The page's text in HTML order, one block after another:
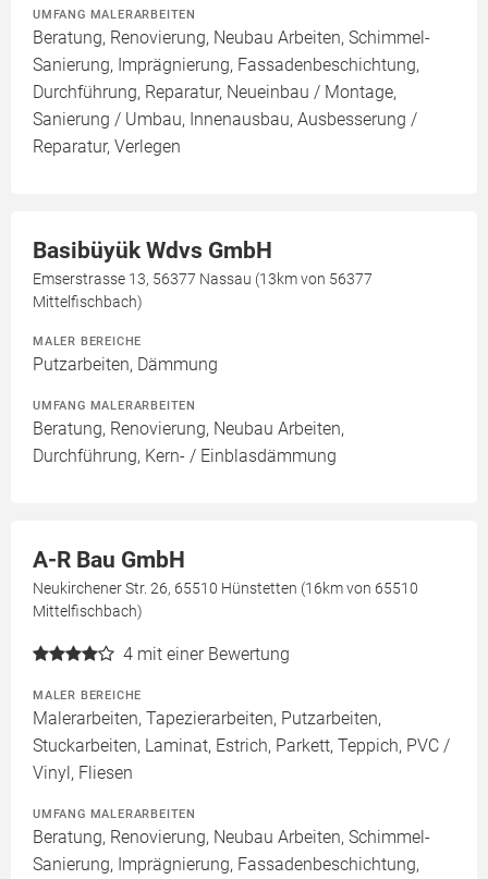
UMFANG MALERARBEITEN
Beratung, Renovierung, Neubau Arbeiten, Schimmel-
Sanierung, Imprägnierung, Fassadenbeschichtung,
Durchführung, Reparatur, Neueinbau / Montage,
Sanierung / Umbau, Innenausbau, Ausbesserung /
Reparatur, Verlegen
Basibüyük Wdvs GmbH
Emserstrasse 13, 56377 Nassau (13km von 56377
Mittelfischbach)
MALER BEREICHE
Putzarbeiten, Dämmung
UMFANG MALERARBEITEN
Beratung, Renovierung, Neubau Arbeiten,
Durchführung, Kern- / Einblasdämmung
A-R Bau GmbH
Neukirchener Str. 26, 65510 Hünstetten (16km von 65510
Mittelfischbach)
4 mit einer Bewertung
MALER BEREICHE
Malerarbeiten, Tapezierarbeiten, Putzarbeiten,
Stuckarbeiten, Laminat, Estrich, Parkett, Teppich, PVC /
Vinyl, Fliesen
UMFANG MALERARBEITEN
Beratung, Renovierung, Neubau Arbeiten, Schimmel-
Sanierung, Imprägnierung, Fassadenbeschichtung,